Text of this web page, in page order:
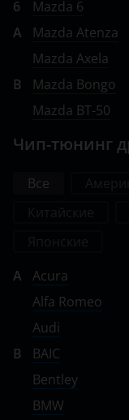
Ravon
Renault
Saab
Seat
Skoda
Tank
Toyota
Volkswagen
Volvo
6
Mazda 6
A
Mazda Atenza
Mazda Axela
B
Mazda Bongo
Mazda BT-50
Чип-тюнинг
Все
A
Acura
Alfa Romeo
Audi
B
BAIC
Bentley
BMW